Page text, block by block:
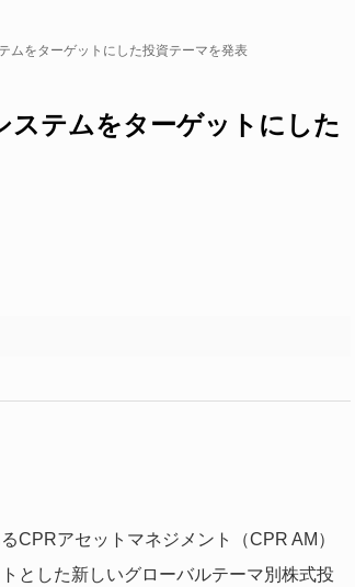
ムをターゲットにした投資テーマを発表
ステムをターゲットにした
CPRアセットマネジメント（CPR AM）
とした新しいグローバルテーマ別株式投